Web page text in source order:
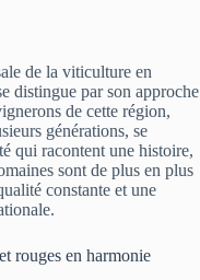
de la viticulture en
distingue par son approche
de cette région,
générations, se
qui racontent une histoire,
sont de plus en plus
constante et une
rouges en harmonie